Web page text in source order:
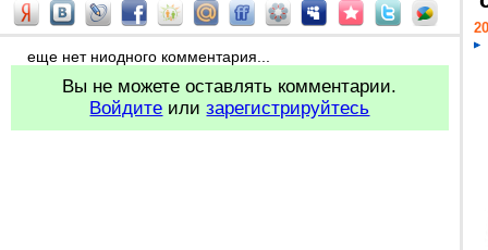
еще нет ниодного комментария...
Вы не можете оставлять комментарии.
Войдите илизарегистрируйтесь